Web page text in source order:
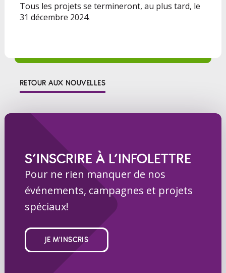
Tous les projets se termineront, au plus tard, le
31 décembre 2024.
RETOUR AUX NOUVELLES
S’INSCRIRE À L’INFOLETTRE
Pour ne rien manquer de nos
événements, campagnes et projets
spéciaux!
JE M'INSCRIS